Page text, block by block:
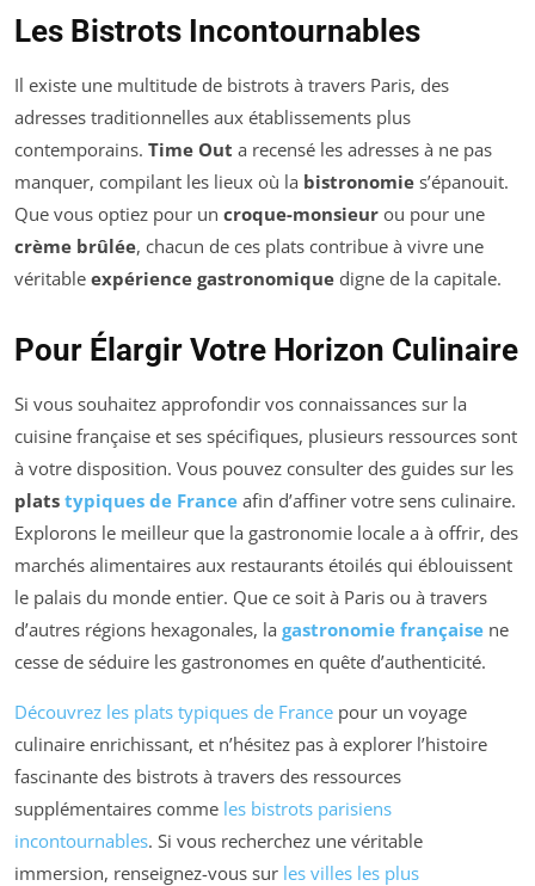
Les Bistrots Incontournables
Il existe une multitude de bistrots à travers Paris, des
adresses traditionnelles aux établissements plus
contemporains. Time Out a recensé les adresses à ne pas
manquer, compilant les lieux où la bistronomie s’épanouit.
Que vous optiez pour un croque-monsieur ou pour une
crème brûlée, chacun de ces plats contribue à vivre une
véritable expérience gastronomique digne de la capitale.
Pour Élargir Votre Horizon Culinaire
Si vous souhaitez approfondir vos connaissances sur la
cuisine française et ses spécifiques, plusieurs ressources sont
à votre disposition. Vous pouvez consulter des guides sur les
plats typiques de France afin d’affiner votre sens culinaire.
Explorons le meilleur que la gastronomie locale a à offrir, des
marchés alimentaires aux restaurants étoilés qui éblouissent
le palais du monde entier. Que ce soit à Paris ou à travers
d’autres régions hexagonales, la gastronomie française ne
cesse de séduire les gastronomes en quête d’authenticité.
Découvrez les plats typiques de France pour un voyage
culinaire enrichissant, et n’hésitez pas à explorer l’histoire
fascinante des bistrots à travers des ressources
supplémentaires comme les bistrots parisiens
incontournables. Si vous recherchez une véritable
immersion, renseignez-vous sur les villes les plus